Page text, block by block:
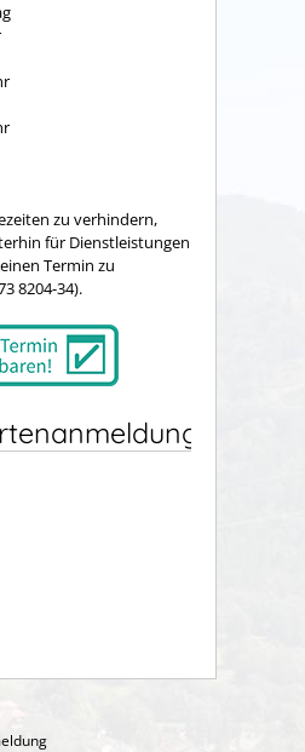
zu verhindern,
für Dienstleistungen
Termin zu
8204-34).